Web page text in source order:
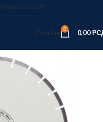
SERVISKONTAKT
Podrška 0 0,00